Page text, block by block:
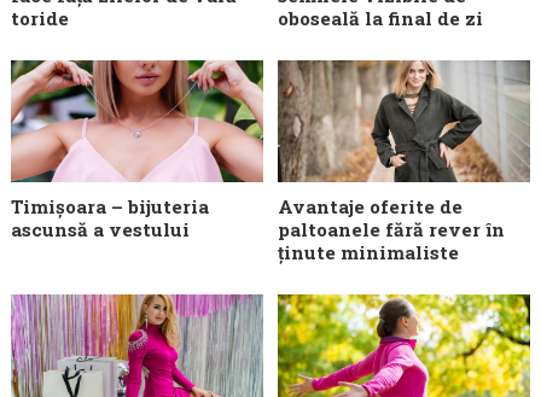
toride
oboseală la final de zi
Timișoara – bijuteria
ascunsă a vestului
Avantaje oferite de
paltoanele fără rever în
ținute minimaliste